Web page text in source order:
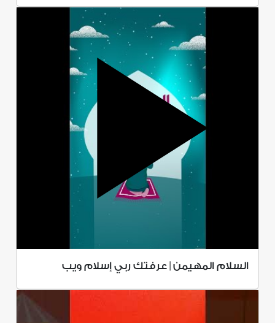
السلام المهيمن | عرفتك ربي إسلام ويب